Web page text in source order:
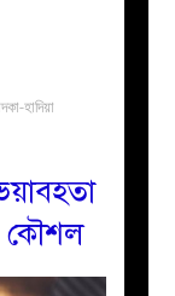
হাদিয়া
কৌশল